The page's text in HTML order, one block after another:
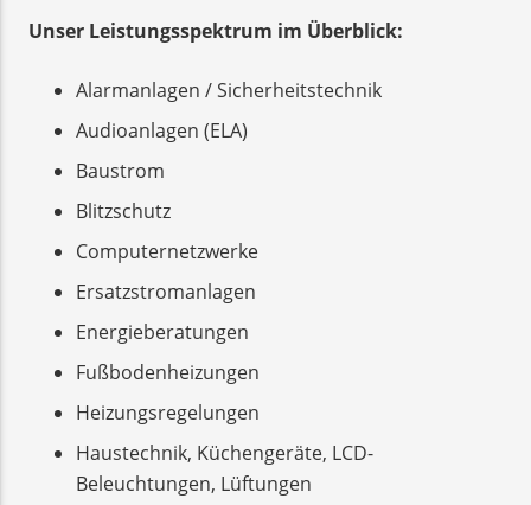
Unser Leistungsspektrum im Überblick:
Alarmanlagen / Sicherheitstechnik
Audioanlagen (ELA)
Baustrom
Blitzschutz
Computernetzwerke
Ersatzstromanlagen
Energieberatungen
Fußbodenheizungen
Heizungsregelungen
Haustechnik, Küchengeräte, LCD-
Beleuchtungen, Lüftungen